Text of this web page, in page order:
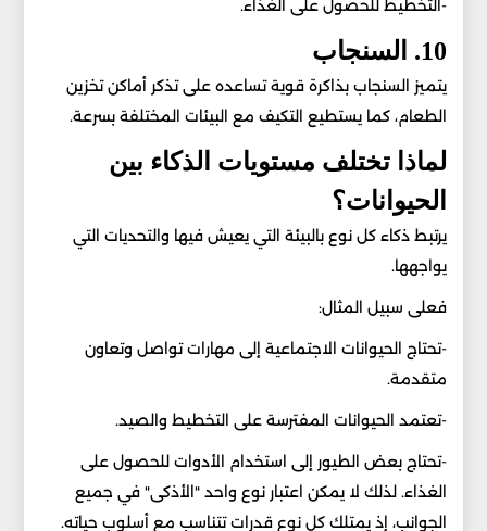
-التخطيط للحصول على الغذاء.
10. السنجاب
يتميز السنجاب بذاكرة قوية تساعده على تذكر أماكن تخزين
الطعام، كما يستطيع التكيف مع البيئات المختلفة بسرعة.
لماذا تختلف مستويات الذكاء بين
الحيوانات؟
يرتبط ذكاء كل نوع بالبيئة التي يعيش فيها والتحديات التي
يواجهها.
فعلى سبيل المثال:
-تحتاج الحيوانات الاجتماعية إلى مهارات تواصل وتعاون
متقدمة.
-تعتمد الحيوانات المفترسة على التخطيط والصيد.
-تحتاج بعض الطيور إلى استخدام الأدوات للحصول على
الغذاء. لذلك لا يمكن اعتبار نوع واحد "الأذكى" في جميع
الجوانب، إذ يمتلك كل نوع قدرات تتناسب مع أسلوب حياته.